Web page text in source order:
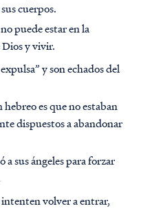
cuerpos.
puede estar en la
Dios y vivir.
y son echados del
es que no estaban
dispuestos a abandonar
a sus ángeles para forzar
intenten volver a entrar,